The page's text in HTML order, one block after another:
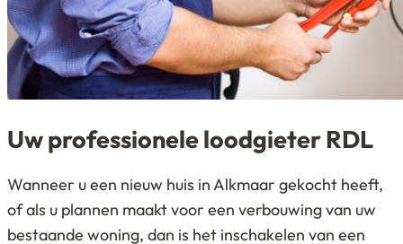
Uw professionele loodgieter RDL
Wanneer u een nieuw huis in Alkmaar gekocht heeft,
of als u plannen maakt voor een verbouwing van uw
bestaande woning, dan is het inschakelen van een